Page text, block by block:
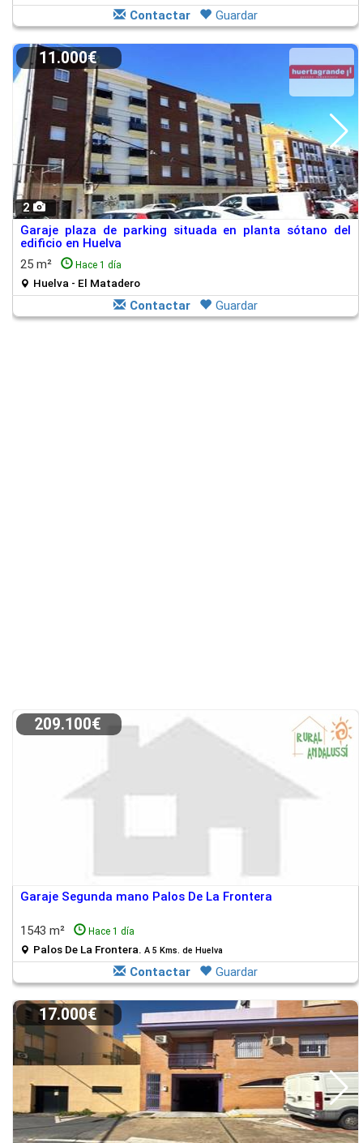
Contactar Guardar
2
11.000€
Garaje plaza de parking situada en planta sótano del
edificio en Huelva
25 m²
Hace 1 día
Huelva - El Matadero
Contactar Guardar
209.100€
Garaje Segunda mano Palos De La Frontera
1543 m² Hace 1 día
Palos De La Frontera. A 5 Kms. de Huelva
Contactar Guardar
17.000€